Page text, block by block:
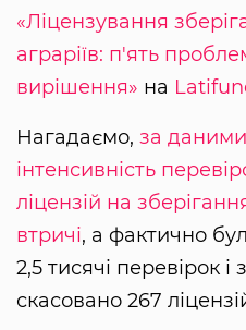
«Ліцензування
аграріїв: п'ять
вирішення» на
Нагадаємо, за даними
інтенсивність
ліцензій на
втричі, а фактично
2,5 тисячі перевірок і
скасовано 267